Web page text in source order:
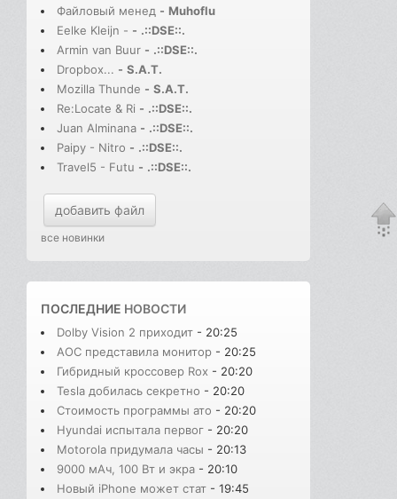
Файловый менед - Muhoflu
Eelke Kleijn - - .::DSE::.
Armin van Buur - .::DSE::.
Dropbox... - S.A.T.
Mozilla Thunde - S.A.T.
Re:Locate & Ri - .::DSE::.
Juan Alminana - .::DSE::.
Paipy - Nitro - .::DSE::.
Travel5 - Futu - .::DSE::.
добавить файл
все новинки
ПОСЛЕДНИЕ НОВОСТИ
Dolby Vision 2 приходит - 20:25
AOC представила монитор - 20:25
Гибридный кроссовер Rox - 20:20
Tesla добилась секретно - 20:20
Стоимость программы ато - 20:20
Hyundai испытала первог - 20:20
Motorola придумала часы - 20:13
9000 мАч, 100 Вт и экра - 20:10
Новый iPhone может стат - 19:45